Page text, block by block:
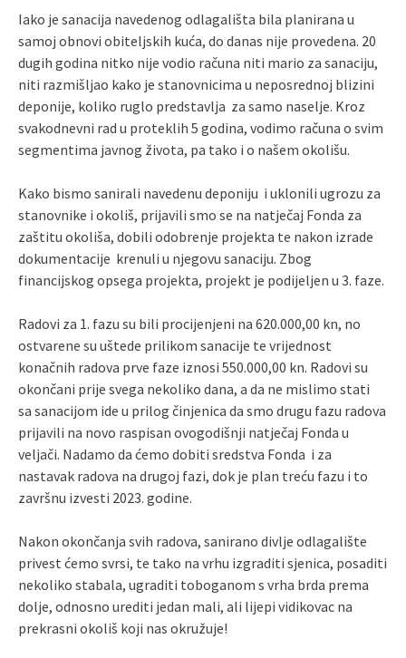
Iako je sanacija navedenog odlagališta bila planirana u
samoj obnovi obiteljskih kuća, do danas nije provedena. 20
dugih godina nitko nije vodio računa niti mario za sanaciju,
niti razmišljao kako je stanovnicima u neposrednoj blizini
deponije, koliko ruglo predstavlja za samo naselje. Kroz
svakodnevni rad u proteklih 5 godina, vodimo računa o svim
segmentima javnog života, pa tako i o našem okolišu.
Kako bismo sanirali navedenu deponiju i uklonili ugrozu za
stanovnike i okoliš, prijavili smo se na natječaj Fonda za
zaštitu okoliša, dobili odobrenje projekta te nakon izrade
dokumentacije krenuli u njegovu sanaciju. Zbog
financijskog opsega projekta, projekt je podijeljen u 3. faze.
Radovi za 1. fazu su bili procijenjeni na 620.000,00 kn, no
ostvarene su uštede prilikom sanacije te vrijednost
konačnih radova prve faze iznosi 550.000,00 kn. Radovi su
okončani prije svega nekoliko dana, a da ne mislimo stati
sa sanacijom ide u prilog činjenica da smo drugu fazu radova
prijavili na novo raspisan ovogodišnji natječaj Fonda u
veljači. Nadamo da ćemo dobiti sredstva Fonda i za
nastavak radova na drugoj fazi, dok je plan treću fazu i to
završnu izvesti 2023. godine.
Nakon okončanja svih radova, sanirano divlje odlagalište
privest ćemo svrsi, te tako na vrhu izgraditi sjenica, posaditi
nekoliko stabala, ugraditi toboganom s vrha brda prema
dolje, odnosno urediti jedan mali, ali lijepi vidikovac na
prekrasni okoliš koji nas okružuje!